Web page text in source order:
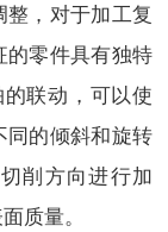
，对于加工复
零件具有独特
联动，可以使
的倾斜和旋转
削方向进行加
质量。